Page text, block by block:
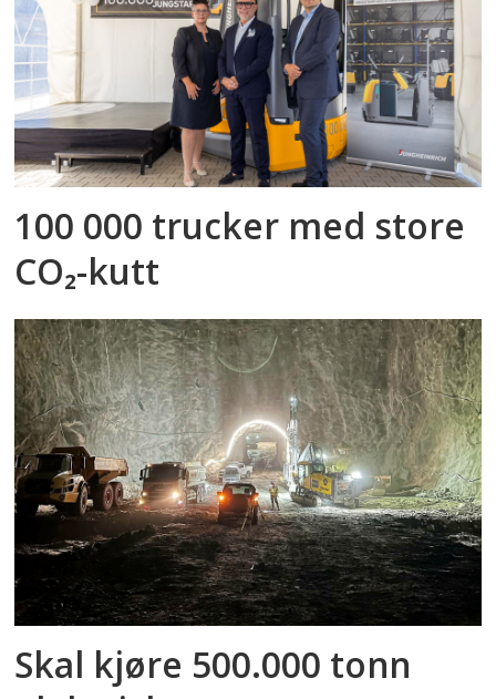
100 000 trucker med store
CO₂-kutt
Skal kjøre 500.000 tonn